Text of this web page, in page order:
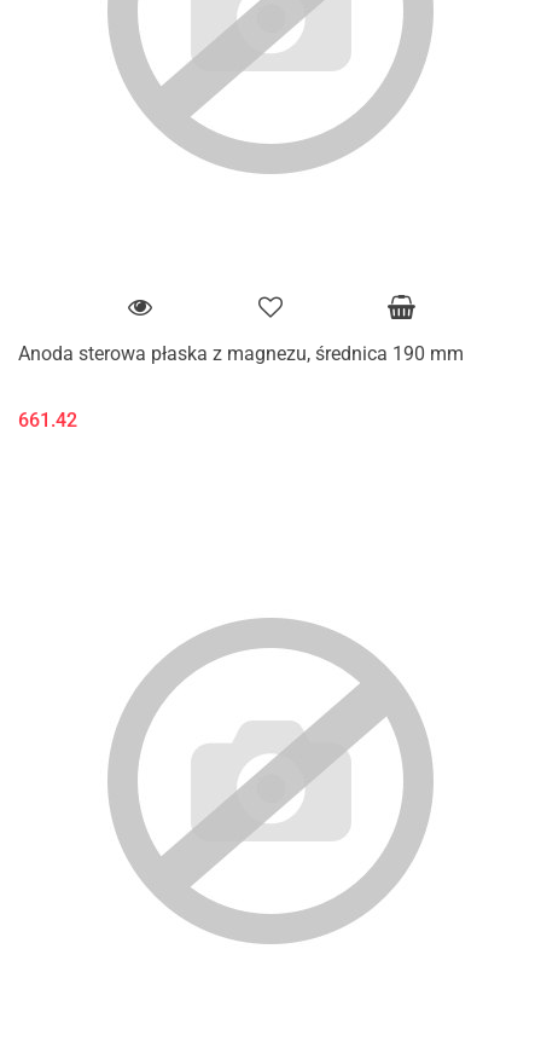
Anoda sterowa płaska z magnezu, średnica 190 mm
661.42